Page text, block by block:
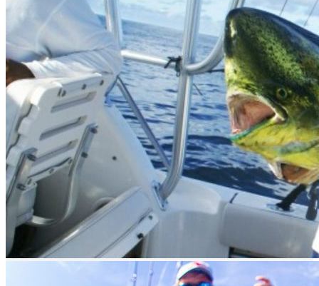
Puerto de Topolobampo
Descripción
¿Cómo llegar?
Loreto es el paraíso de la pesca deportiva y es accesible por tierra y
por aire. Tienen un pequeño aeropuerto internacional ubicado a 5
kilómetros de la ciudad de Loreto, cuenta con vuelos a varios
destinos nacionales como Guadalajara, Guaymas, Hermosillo, La
Paz, San José del Cabo y Tijuana.
O bien, puedes llegar al Aeropuerto Internacional de La Paz tomar la
Carretera Transpeninsular con dirección Constitución-La Paz,
continua y gira a la derecha con dirección Constitución-Loreto.
Sigue así hasta llegar al desvió a Ugarte, y esa es es la entrada a
Loreto, Pueblo Mágico.